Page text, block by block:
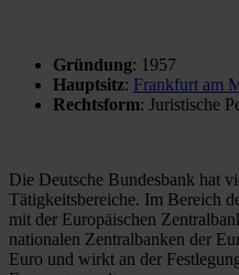
Gründung: 1957
Hauptsitz: Frankfurt am
Rechtsform: Juristische
Die Deutsche Bundesbank hat
Tätigkeitsbereiche. Im Bereich
mit der Europäischen
nationalen Zentralbanken der
Euro und wirkt an der